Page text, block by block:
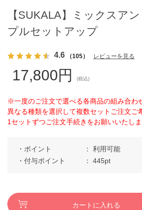
【SUKALA】ミックスア
プルセットアップ
4.6 （105） レビューを見る
17,800円 (税込)
※一度のご注文で選べる各商品の組み合わ
異なる種類を選択して複数セットご注文ご
1セットずつご注文手続きをお願いいたしま
ポイント
利用可能
付与ポイント
445pt